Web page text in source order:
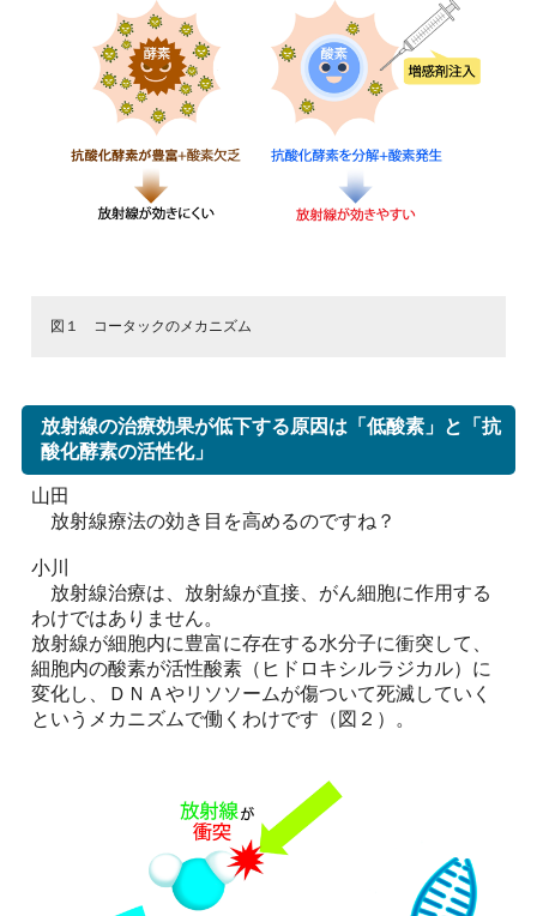
図１ コータックのメカニズム
放射線の治療効果が低下する原因は「低酸素」と「抗
酸化酵素の活性化」
山田
放射線療法の効き目を高めるのですね？
小川
放射線治療は、放射線が直接、がん細胞に作用する
わけではありません。
放射線が細胞内に豊富に存在する水分子に衝突して、
細胞内の酸素が活性酸素（ヒドロキシルラジカル）に
変化し、ＤＮＡやリソソームが傷ついて死滅していく
というメカニズムで働くわけです（図２）。